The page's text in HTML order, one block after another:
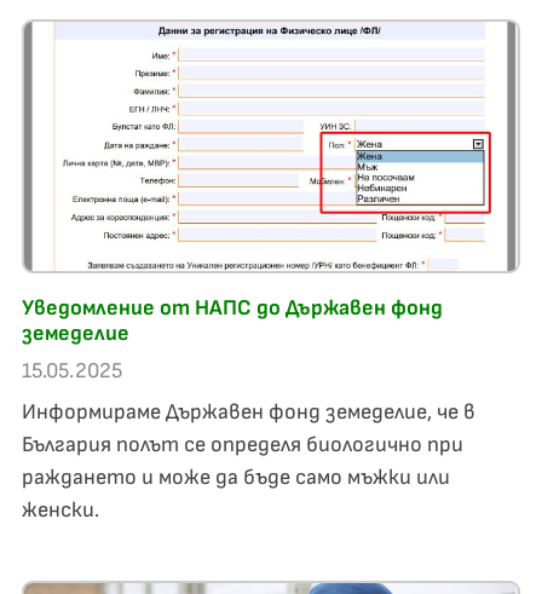
Уведомление от НАПС до Държавен фонд
земеделие
15.05.2025
Информираме Държавен фонд земеделие, че в
България полът се определя биологично при
раждането и може да бъде само мъжки или
женски.